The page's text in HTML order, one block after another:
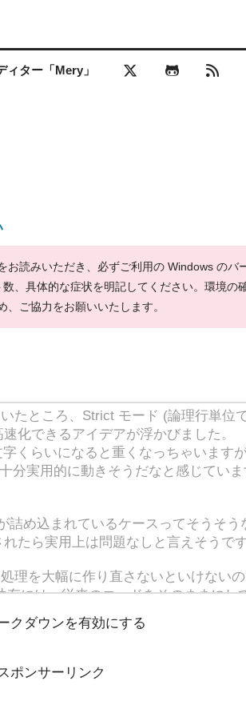
ィター「Mery」
お読みいただき、必ずご利用の Windows のバ
、具体的な症状を明記してください。環境の
ご協力をお願いいたします。
クダウンを有効にする
ポンサーリンク